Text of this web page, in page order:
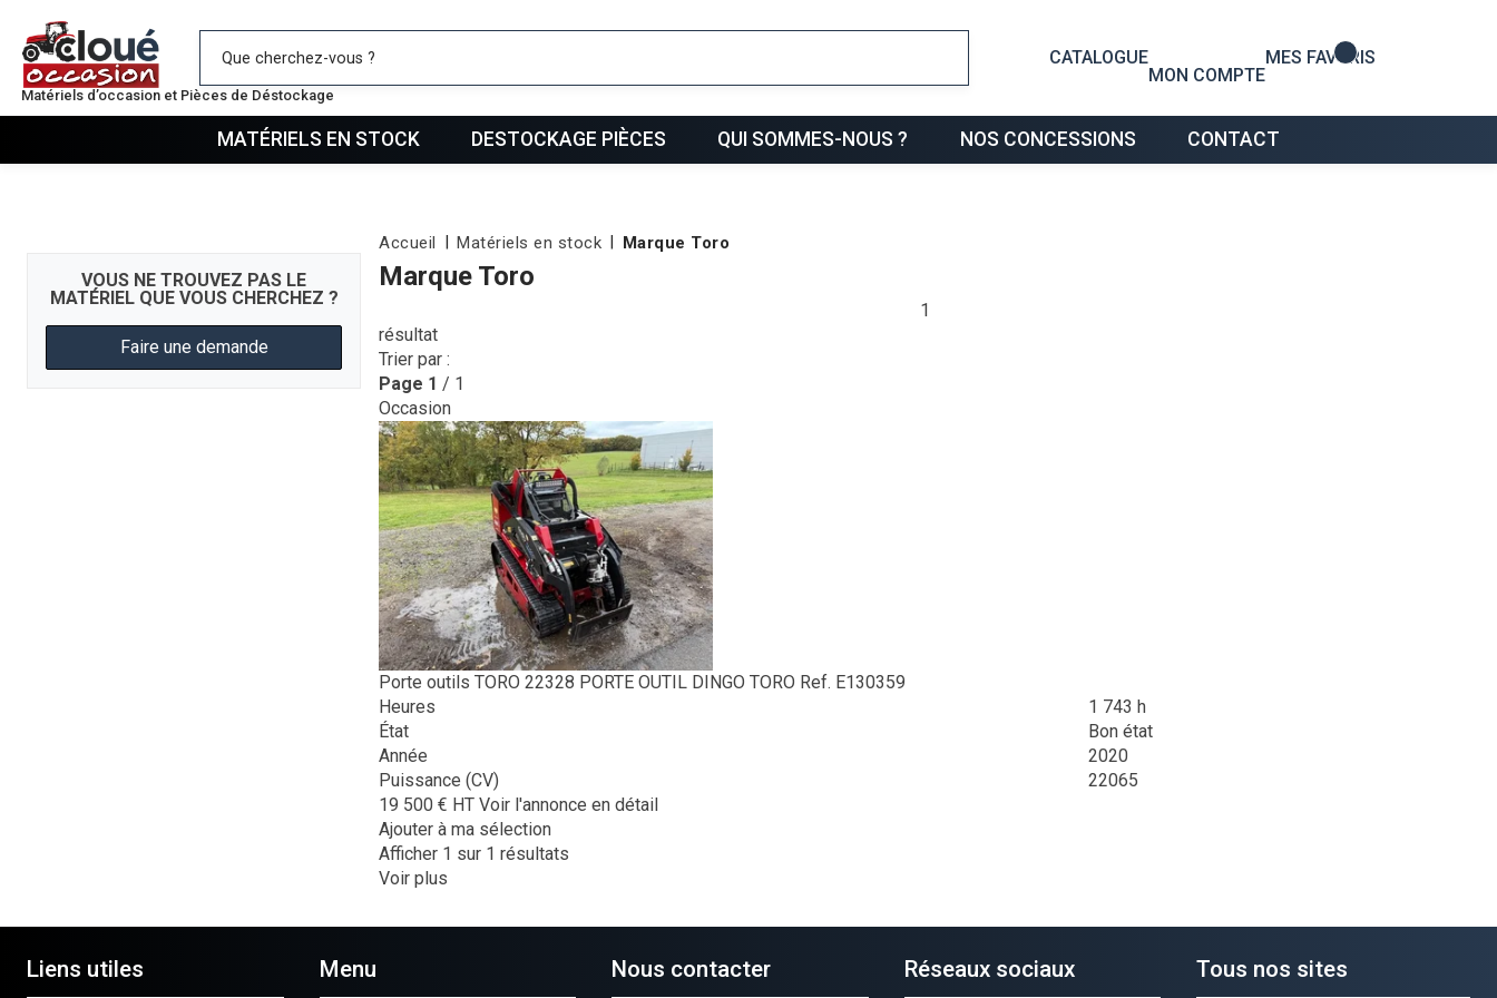
Matériels d’occasion et Pièces de Déstockage
CATALOGUE
MON COMPTE
MES FAVORIS
Mes favoris
MATÉRIELS EN STOCK DESTOCKAGE PIÈCES QUI SOMMES-NOUS ? NOS CONCESSIONS CONTACT
VOUS NE TROUVEZ PAS LE
MATÉRIEL QUE VOUS CHERCHEZ ?
Faire une demande
Accueil Matériels en stock Marque Toro
Marque Toro
1
résultat
Trier par :
Page 1 / 1
Occasion
Porte outils TORO 22328 PORTE OUTIL DINGO TORO Ref. E130359
Heures
1 743 h
État
Bon état
Année
2020
Puissance (CV)
22065
19 500 € HT Voir l'annonce en détail
Ajouter à ma sélection
Afficher 1 sur 1 résultats
Voir plus
Liens utiles Menu Nous contacter Réseaux sociaux Tous nos sites